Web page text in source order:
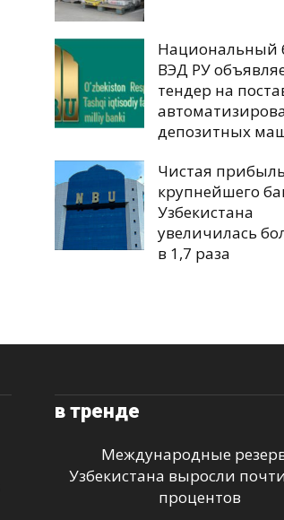
Национальный
ВЭД РУ
тендер на
депозитных
Чистая прибыль
крупнейшего
Узбекистана
увеличилась
в 1,7 раза
в тренде
Международные
Узбекистана выросли
процентов